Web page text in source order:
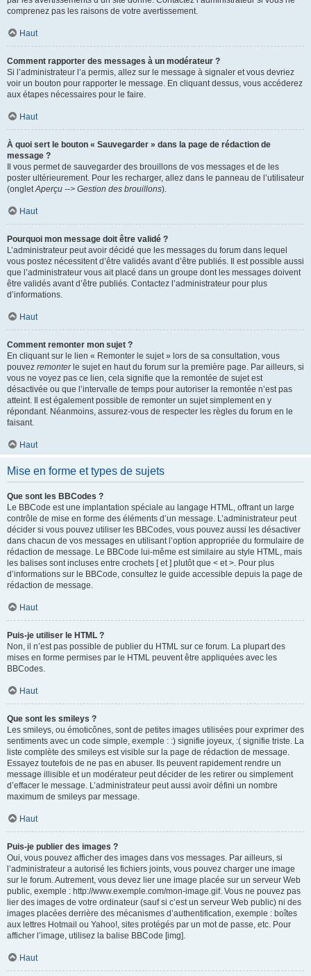
comprenez pas les raisons de votre avertissement.
Haut
Comment rapporter des messages à un modérateur ?
Si l’administrateur l’a permis, allez sur le message à signaler et vous devriez
voir un bouton pour rapporter le message. En cliquant dessus, vous accéderez
aux étapes nécessaires pour le faire.
Haut
À quoi sert le bouton « Sauvegarder » dans la page de rédaction de
message ?
Il vous permet de sauvegarder des brouillons de vos messages et de les
poster ultérieurement. Pour les recharger, allez dans le panneau de l’utilisateur
(ongletAperçu --> Gestion des brouillons).
Haut
Pourquoi mon message doit être validé ?
L’administrateur peut avoir décidé que les messages du forum dans lequel
vous postez nécessitent d’être validés avant d’être publiés. Il est possible aussi
que l’administrateur vous ait placé dans un groupe dont les messages doivent
être validés avant d’être publiés. Contactez l’administrateur pour plus
d’informations.
Haut
Comment remonter mon sujet ?
En cliquant sur le lien « Remonter le sujet » lors de sa consultation, vous
pouvez remonterle sujet en haut du forum sur la première page. Par ailleurs, si
vous ne voyez pas ce lien, cela signifie que la remontée de sujet est
désactivée ou que l’intervalle de temps pour autoriser la remontée n’est pas
atteint. Il est également possible de remonter un sujet simplement en y
répondant. Néanmoins, assurez-vous de respecter les règles du forum en le
faisant.
Haut
Mise en forme et types de sujets
Que sont les BBCodes ?
Le BBCode est une implantation spéciale au langage HTML, offrant un large
contrôle de mise en forme des éléments d’un message. L’administrateur peut
décider si vous pouvez utiliser les BBCodes, vous pouvez aussi les désactiver
dans chacun de vos messages en utilisant l’option appropriée du formulaire de
rédaction de message. Le BBCode lui-même est similaire au style HTML, mais
les balises sont incluses entre crochets [ et ] plutôt que < et >. Pour plus
d’informations sur le BBCode, consultez le guide accessible depuis la page de
rédaction de message.
Haut
Puis-je utiliser le HTML ?
Non, il n’est pas possible de publier du HTML sur ce forum. La plupart des
mises en forme permises par le HTML peuvent être appliquées avec les
BBCodes.
Haut
Que sont les smileys ?
Les smileys, ou émoticônes, sont de petites images utilisées pour exprimer des
sentiments avec un code simple, exemple : :) signifie joyeux, :( signifie triste. La
liste complète des smileys est visible sur la page de rédaction de message.
Essayez toutefois de ne pas en abuser. Ils peuvent rapidement rendre un
message illisible et un modérateur peut décider de les retirer ou simplement
d’effacer le message. L’administrateur peut aussi avoir défini un nombre
maximum de smileys par message.
Haut
Puis-je publier des images ?
Oui, vous pouvez afficher des images dans vos messages. Par ailleurs, si
l’administrateur a autorisé les fichiers joints, vous pouvez charger une image
sur le forum. Autrement, vous devez lier une image placée sur un serveur Web
public, exemple : http://www.exemple.com/mon-image.gif. Vous ne pouvez pas
lier des images de votre ordinateur (sauf si c’est un serveur Web public) ni des
images placées derrière des mécanismes d’authentification, exemple : boîtes
aux lettres Hotmail ou Yahoo!, sites protégés par un mot de passe, etc. Pour
afficher l’image, utilisez la balise BBCode [img].
Haut